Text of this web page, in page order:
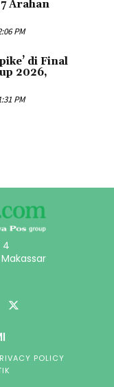
Arahan
PM
di Final
2026,
PM
4
POLICY